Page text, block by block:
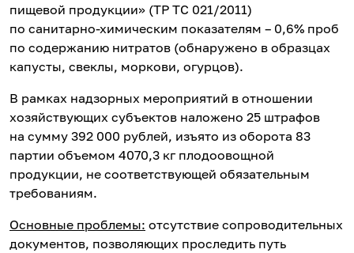
пищевой продукции» (ТР ТС 021/2011)
по санитарно-химическим показателям – 0,6% проб
по содержанию нитратов (обнаружено в образцах
капусты, свеклы, моркови, огурцов).
В рамках надзорных мероприятий в отношении
хозяйствующих субъектов наложено 25 штрафов
на сумму 392 000 рублей, изъято из оборота 83
партии объемом 4070,3 кг плодоовощной
продукции, не соответствующей обязательным
требованиям.
Основные проблемы: отсутствие сопроводительных
документов, позволяющих проследить путь